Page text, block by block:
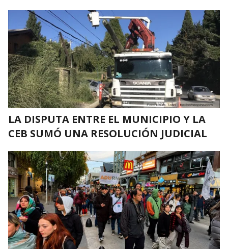
LA DISPUTA ENTRE EL MUNICIPIO Y LA
CEB SUMÓ UNA RESOLUCIÓN JUDICIAL